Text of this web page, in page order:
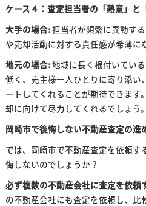
ケース４：査定担当者の「熱意」と
大手の場合:担当者が頻繁に異動す
や売却活動に対する責任感が希薄に
地元の場合:地域に長く根付いてい
低く、売主様一人ひとりに寄り添い
ートしてくれることが期待できます
却に向けて尽力してくれるでしょう。
岡崎市で後悔しない不動産査定の進
では、岡崎市で不動産査定を依頼す
悔しないのでしょうか？
必ず複数の不動産会社に査定を依頼
の不動産会社にも査定を依頼し、比